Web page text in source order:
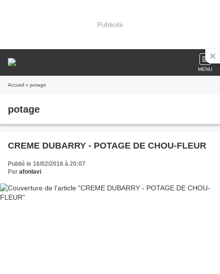
Publicité
MENU
Accueil » potage
potage
CREME DUBARRY - POTAGE DE CHOU-FLEUR
Publié le 16/02/2016 à 20:07
Par afonlavi